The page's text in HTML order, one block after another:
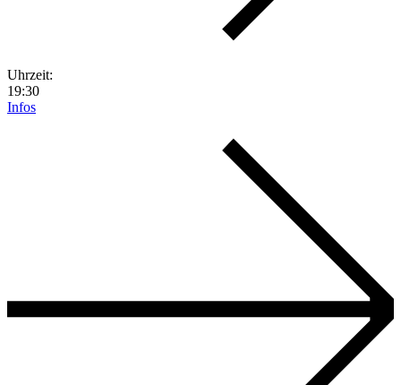
Uhrzeit:
19:30
Infos